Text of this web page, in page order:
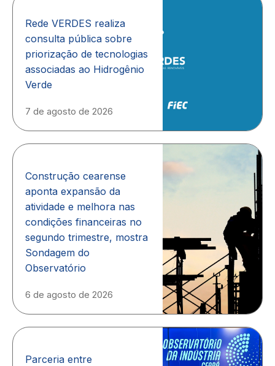
Rede VERDES realiza
consulta pública sobre
priorização de tecnologias
associadas ao Hidrogênio
Verde
7 de agosto de 2026
Construção cearense
aponta expansão da
atividade e melhora nas
condições financeiras no
segundo trimestre, mostra
Sondagem do
Observatório
6 de agosto de 2026
Parceria entre